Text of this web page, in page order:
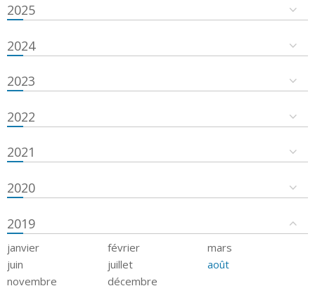
2025
2024
2023
2022
2021
2020
2019
janvier février
mars
juin
juillet
août
novembre
décembre